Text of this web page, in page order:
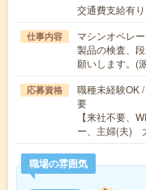
交通費支給有り
仕事内容
マシンオペレ
製品の検査、
願いします。(
応募資格
職種未経験OK
要
【来社不要、
ー、主婦(夫)
職場の雰囲気